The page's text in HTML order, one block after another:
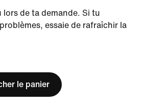
We think you are in United
Update your location?
lors de ta demande. Si tu
essaie de rafraîchir la
le panier
Taille et coupe
Avis (erreur)